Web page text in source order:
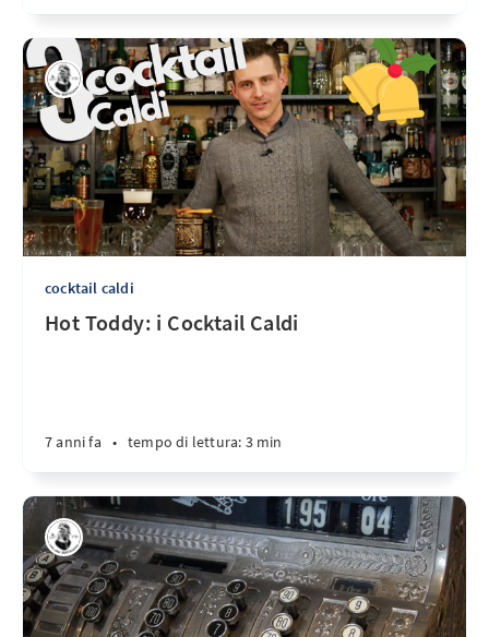
cocktail caldi
Hot Toddy: i Cocktail Caldi
7 anni fa • tempo di lettura: 3 min